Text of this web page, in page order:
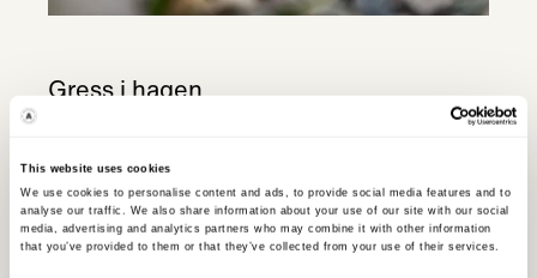
This website uses cookies
We use cookies to personalise content and ads, to provide social media features and to
analyse our traffic. We also share information about your use of our site with our social
media, advertising and analytics partners who may combine it with other information
that you’ve provided to them or that they’ve collected from your use of their services.
Gress i hagen
tilføre grønt til hagen, men det krever
regelmessig vedlikehold. Hvis du ønsker å
unngå mye vedlikehold, kan du bruke
belegningsstein eller kantstein for å lage